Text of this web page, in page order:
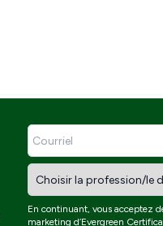
En continuant, vous acceptez
marketing d’Evergreen